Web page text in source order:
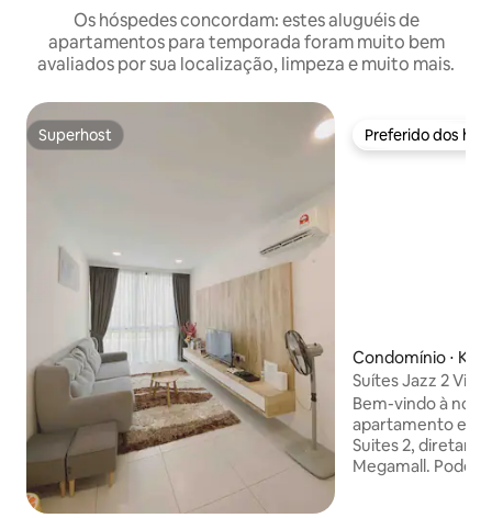
Os hóspedes concordam: estes aluguéis de
apartamentos para temporada foram muito bem
avaliados por sua localização, limpeza e muito mais.
Superhost
Superhost Preferido dos
Preferido dos
Condomínio ⋅
Suítes Jazz 2
Unidade de canto
Bem-vindo à
apartamento está
Suites 2,
Megamall.